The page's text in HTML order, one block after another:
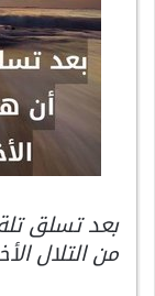
بعد تسلق
من التلال